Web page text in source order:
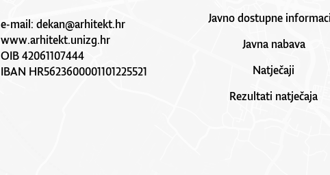
e-mail:dekan@arhitekt.hr
www.arhitekt.unizg.hr
OIB 42061107444
IBAN HR5623600001101225521
Javno dostupne
Javna nabava
Natječaji
Rezultati natječaja